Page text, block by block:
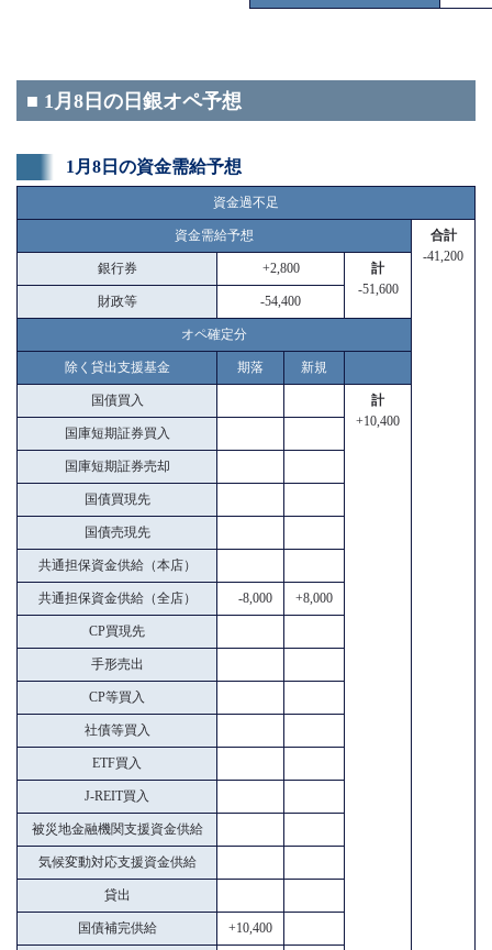
■ 1月8日の日銀オペ予想
1月8日の資金需給予想
資金過不足
資金需給予想
合計
-41,200
銀行券 +2,800
計
-51,600
財政等 -54,400
オペ確定分
除く貸出支援基金 期落 新規
国債買入
計
+10,400
国庫短期証券買入
国庫短期証券売却
国債買現先
国債売現先
共通担保資金供給（本店）
共通担保資金供給（全店） -8,000 +8,000
CP買現先
手形売出
CP等買入
社債等買入
ETF買入
J-REIT買入
被災地金融機関支援資金供給
気候変動対応支援資金供給
貸出
国債補完供給 +10,400